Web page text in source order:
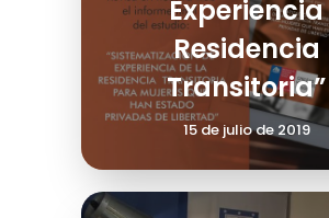
Experiencia
Residencia
Transitoria”
15 de julio de 2019